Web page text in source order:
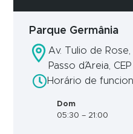
Parque Germânia
Av. Tulio de
Passo d´Areia,
Horário de
Dom
05:30 – 21:00